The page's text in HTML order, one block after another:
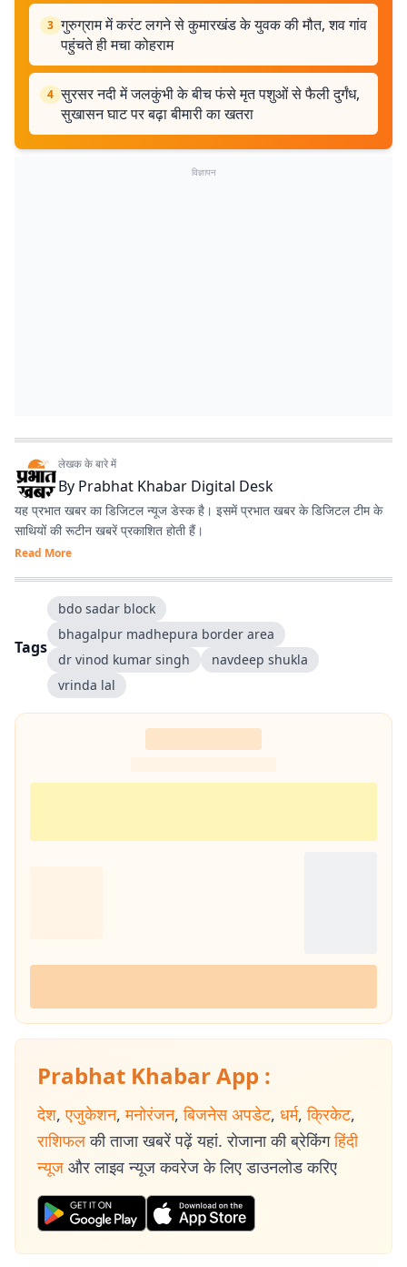
3 गुरुग्राम में करंट लगने से कुमारखंड के युवक की मौत, शव गांव
पहुंचते ही मचा कोहराम
4 सुरसर नदी में जलकुंभी के बीच फंसे मृत पशुओं से फैली दुर्गंध,
सुखासन घाट पर बढ़ा बीमारी का खतरा
विज्ञापन
लेखक के बारे में
By Prabhat Khabar Digital Desk
यह प्रभात खबर का डिजिटल न्यूज डेस्क है। इसमें प्रभात खबर के डिजिटल टीम के
साथियों की रूटीन खबरें प्रकाशित होती हैं।
Read More
Tags
bdo sadar block
bhagalpur madhepura border area
dr vinod kumar singh
navdeep shukla
vrinda lal
Prabhat Khabar App :
देश, एजुकेशन, मनोरंजन, बिजनेस अपडेट, धर्म, क्रिकेट,
राशिफल की ताजा खबरें पढ़ें यहां. रोजाना की ब्रेकिंग हिंदी
न्यूज और लाइव न्यूज कवरेज के लिए डाउनलोड करिए